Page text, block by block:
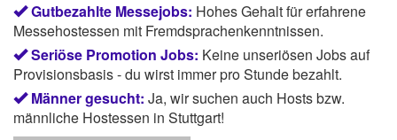
Gutbezahlte Messejobs: Hohes Gehalt für erfahrene
Messehostessen mit Fremdsprachenkenntnissen.
Seriöse Promotion Jobs: Keine unseriösen Jobs auf
Provisionsbasis - du wirst immer pro Stunde bezahlt.
Männer gesucht: Ja, wir suchen auch Hosts bzw.
männliche Hostessen in Stuttgart!